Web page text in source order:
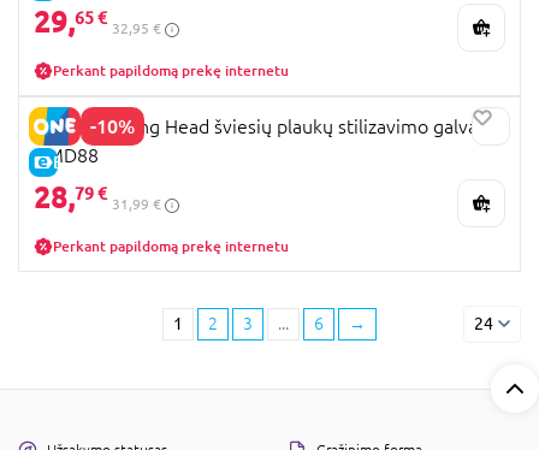
29,65 €
32,95 €
Perkant papildomą prekę internetu
-10%
E-KAINA
BARBIE Styling Head šviesių plaukų stilizavimo galva,
HMD88
28,79 €
31,99 €
Perkant papildomą prekę internetu
1 2 3 ... 6 → 24